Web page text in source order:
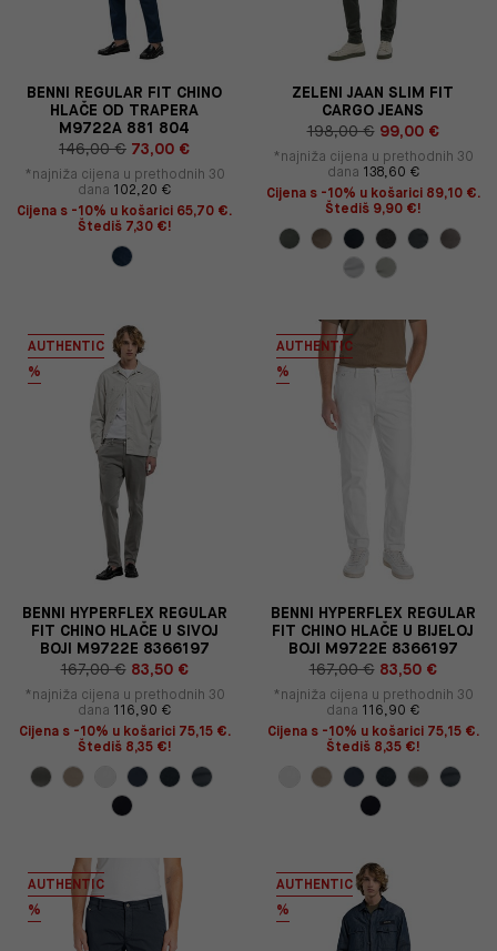
BENNI REGULAR FIT CHINO
HLAČE OD TRAPERA
M9722A 881 804
146,00 € 73,00 €
*najniža cijena u prethodnih 30
dana 102,20 €
Cijena s -10% u košarici 65,70 €.
Štediš 7,30 €!
ZELENI JAAN SLIM FIT
CARGO JEANS
198,00 € 99,00 €
*najniža cijena u prethodnih 30
dana 138,60 €
Cijena s -10% u košarici 89,10 €.
Štediš 9,90 €!
AUTHENTIC
%
BENNI HYPERFLEX REGULAR
FIT CHINO HLAČE U SIVOJ
BOJI M9722E 8366197
167,00 € 83,50 €
*najniža cijena u prethodnih 30
dana 116,90 €
Cijena s -10% u košarici 75,15 €.
Štediš 8,35 €!
AUTHENTIC
%
BENNI HYPERFLEX REGULAR
FIT CHINO HLAČE U BIJELOJ
BOJI M9722E 8366197
167,00 € 83,50 €
*najniža cijena u prethodnih 30
dana 116,90 €
Cijena s -10% u košarici 75,15 €.
Štediš 8,35 €!
AUTHENTIC
%
AUTHENTIC
%